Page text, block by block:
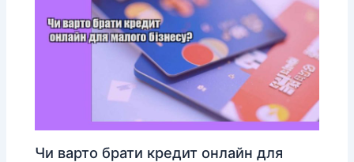
Чи варто брати кредит онлайн для